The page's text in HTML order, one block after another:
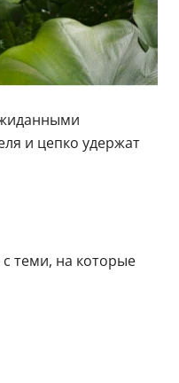
и цепко удержат
теми, на которые